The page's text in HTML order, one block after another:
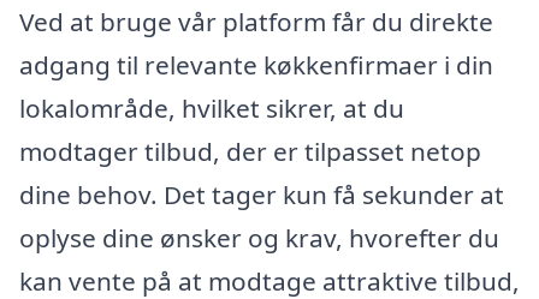
Ved at bruge vår platform får du direkte
adgang til relevante køkkenfirmaer i din
lokalområde, hvilket sikrer, at du
modtager tilbud, der er tilpasset netop
dine behov. Det tager kun få sekunder at
oplyse dine ønsker og krav, hvorefter du
kan vente på at modtage attraktive tilbud,